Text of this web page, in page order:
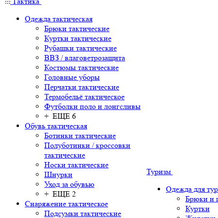
Одежда тактическая
Брюки тактические
Куртки тактические
Рубашки тактические
ВВЗ / влаговетрозащита
Костюмы тактические
Головные уборы
Перчатки тактические
Термобельё тактическое
Футболки поло и лонгсливы
+ ЕЩЕ 6
Обувь тактическая
Ботинки тактические
Полуботинки / кроссовки
тактические
Носки тактические
Шнурки
Уход за обувью
+ ЕЩЕ 2
Снаряжение тактическое
Подсумки тактические
Туризм
Одежда для
Брюки и
Куртки